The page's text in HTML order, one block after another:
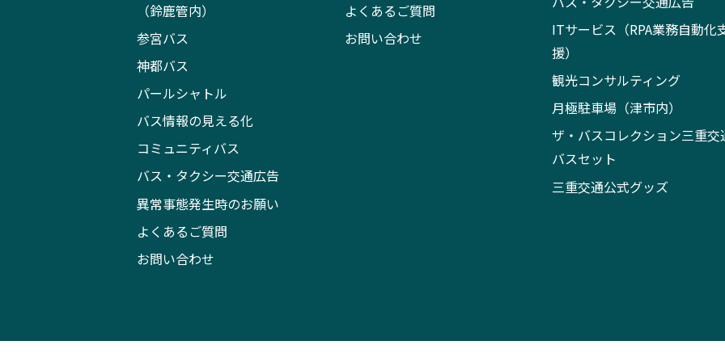
（鈴鹿管内）
参宮バス
神都バス
パールシャトル
バス情報の見える化
コミュニティバス
バス・タクシー交通広告
異常事態発生時のお願い
よくあるご質問
お問い合わせ
よくあるご質問
お問い合わせ
ITサービス（RPA業務自動化
援）
観光コンサルティング
月極駐車場（津市内）
ザ・バスコレクション三重交
バスセット
三重交通公式グッズ